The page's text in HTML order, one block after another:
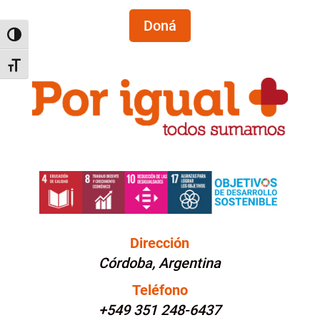
Alternar alto contraste
Alternar tamaño de letra
Doná
Dirección
Córdoba, Argentina
Teléfono
+549 351 248-6437